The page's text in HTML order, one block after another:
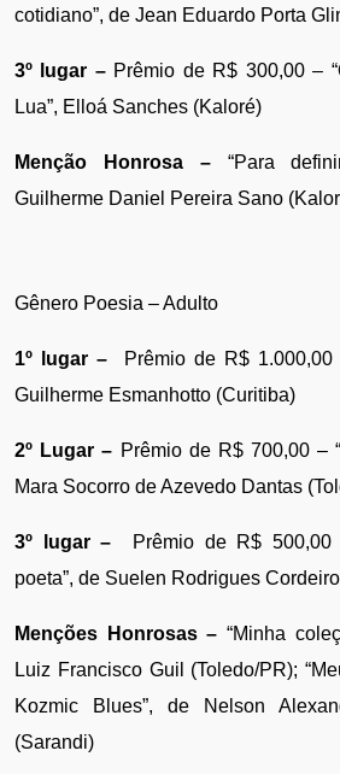
cotidiano”, de Jean Eduardo Porta
3º lugar – Prêmio de R$ 300,00 –
Lua”, Elloá Sanches (Kaloré)
Menção Honrosa – “Para
Guilherme Daniel Pereira Sano
Gênero Poesia – Adulto
1º lugar – Prêmio de R$ 1.000,00
Guilherme Esmanhotto (Curitiba)
2º Lugar – Prêmio de R$ 700,00 –
Mara Socorro de Azevedo Dantas
3º lugar –
Prêmio de R$ 500,00
poeta”, de Suelen Rodrigues
Menções Honrosas – “Minha
Luiz Francisco Guil (Toledo/PR);
Kozmic Blues”, de Nelson
(Sarandi)